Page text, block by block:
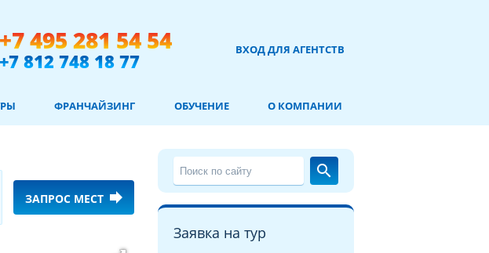
+7 495 281 54 54
+7 812 748 18 77 ВХОД ДЛЯ АГЕНТСТВ
ФРАНЧАЙЗИНГ ОБУЧЕНИЕ О КОМПАНИИ
ЗАПРОС МЕСТ forward
search
Заявка на тур